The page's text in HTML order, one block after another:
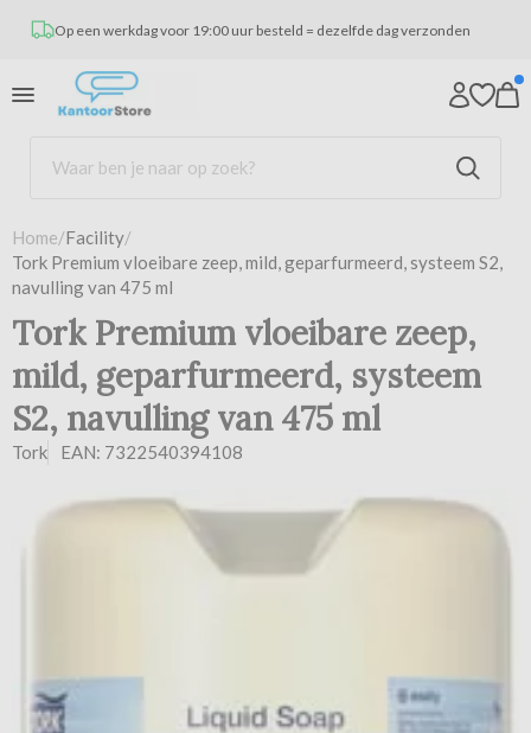
Op een werkdag voor 19:00 uur besteld = dezelfde dag verzonden
Home/Facility/
Tork Premium vloeibare zeep, mild, geparfurmeerd, systeem S2,
navulling van 475 ml
Tork Premium vloeibare zeep,
mild, geparfurmeerd, systeem
S2, navulling van 475 ml
Tork EAN: 7322540394108